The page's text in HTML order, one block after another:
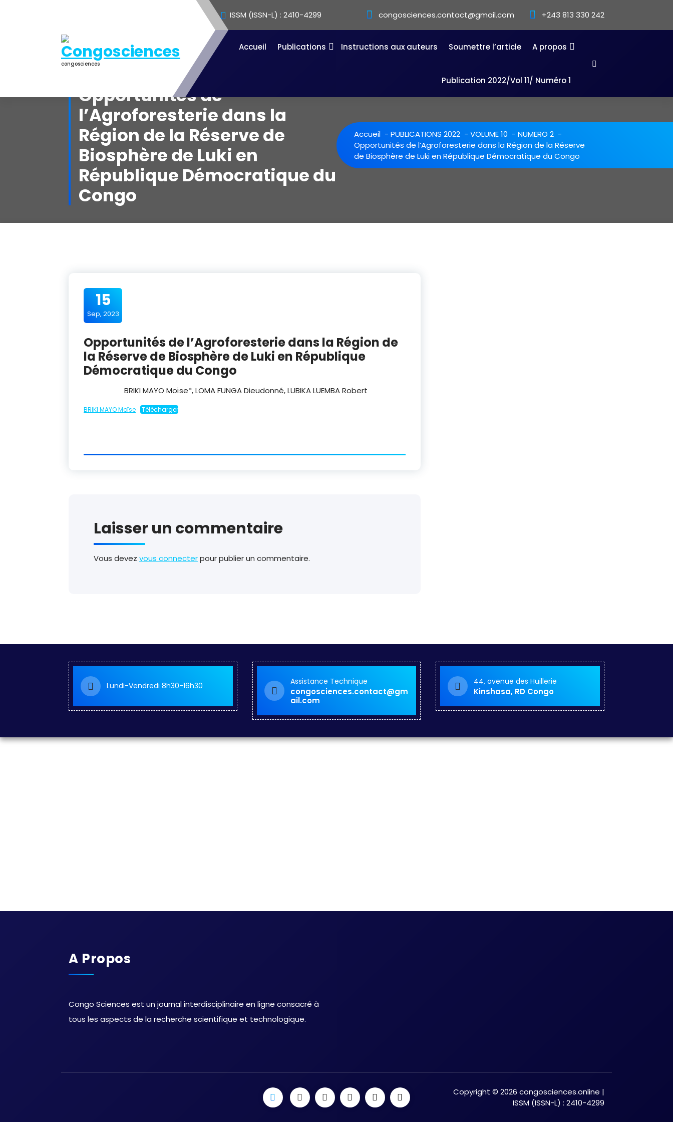
ISSM (ISSN-L) : 2410-4299 congosciences.contact@gmail.com +243 813 330 242
congosciences
Accueil Publications Instructions aux auteurs Soumettre l’article A propos
Publication 2022/Vol 11/ Numéro 1
Opportunités de
l’Agroforesterie dans la
Région de la Réserve de
Biosphère de Luki en
République Démocratique du
Congo
Accueil - PUBLICATIONS 2022 - VOLUME 10 - NUMERO 2 -
Opportunités de l’Agroforesterie dans la Région de la Réserve
de Biosphère de Luki en République Démocratique du Congo
15
Sep, 2023
Opportunités de l’Agroforesterie dans la Région de
la Réserve de Biosphère de Luki en République
Démocratique du Congo
BRIKI MAYO Moïse*, LOMA FUNGA Dieudonné, LUBIKA LUEMBA Robert
BRIKI MAYO Moïse Télécharger
Laisser un commentaire
Vous devez vous connecterpour publier un commentaire.
Lundi-Vendredi 8h30-16h30 Assistance Technique
congosciences.contact@gm
ail.com
44, avenue des Huillerie
Kinshasa, RD Congo
A Propos
Congo Sciences est un journal interdisciplinaire en ligne consacré à
tous les aspects de la recherche scientifique et technologique.
Copyright © 2026 congosciences.online |
ISSM (ISSN-L) : 2410-4299